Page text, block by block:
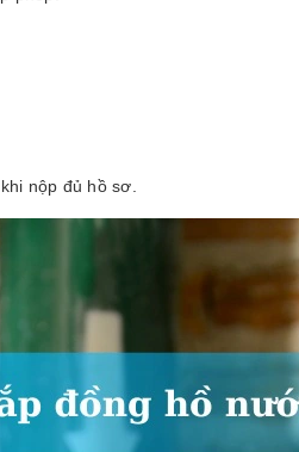
nộp đủ hồ sơ.